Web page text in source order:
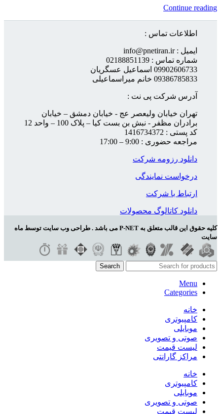
Continue reading
اطلاعات تماس :
ایمیل : info@pnetiran.ir
شماره تماس : 02188851139
09902606733 اسماعیل عسگریان
09386785833 خانم میراسماعیلی
آدرس شرکت پی نت :
تهران خیابان ولیعصر عج - خیابان دمشق – خیابان
برادران مظفر - نبش بن بست کیا – پلاک 100 – واحد 12
کد پستی : 1416734372
مراجعه حضوری : 9:00 – 17:00
دانلود رزومه شرکت
درخواست نمایندگی
ارتباط با شرکت
دانلود کاتالوگ محصولات
کلیه حقوق این قالب متعلق به P-NET می باشد . طراحی وب سایت توسط ماه
سایت
Search
Menu
Categories
خانه
کامپیوتری
موبایلی
صوتی و تصویری
لیست قیمت
مراکز گارانتی
خانه
کامپیوتری
موبایلی
صوتی و تصویری
لیست قیمت